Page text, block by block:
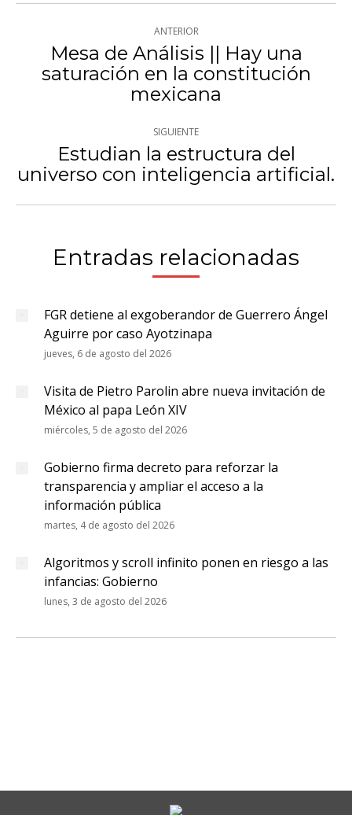
Navegación
entre
publicaciones
ANTERIOR
Publicación
anterior:
Mesa de Análisis || Hay una
saturación en la constitución
mexicana
SIGUIENTE
Publicación
siguiente:
Estudian la estructura del
universo con inteligencia artificial.
Entradas relacionadas
FGR detiene al exgoberandor de Guerrero Ángel
Aguirre por caso Ayotzinapa
jueves, 6 de agosto del 2026
Visita de Pietro Parolin abre nueva invitación de
México al papa León XIV
miércoles, 5 de agosto del 2026
Gobierno firma decreto para reforzar la
transparencia y ampliar el acceso a la
información pública
martes, 4 de agosto del 2026
Algoritmos y scroll infinito ponen en riesgo a las
infancias: Gobierno
lunes, 3 de agosto del 2026